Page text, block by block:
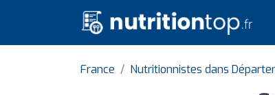
France Nutritionnistes dans